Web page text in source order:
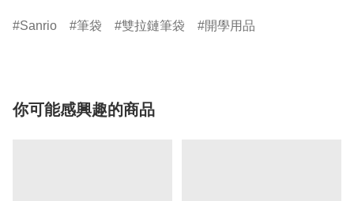
Sanrio 筆袋 雙拉鏈筆袋 開學用品
你可能感興趣的商品